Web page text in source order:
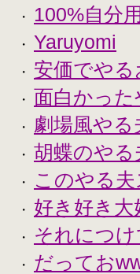
・ 100%自分
・ Yaruyomi
・ 安価でやる
・ 面白かっ
・ 劇場風やる
・ 胡蝶のやる
・ このやる
・ 好き好き
・ それにつ
・ だってお